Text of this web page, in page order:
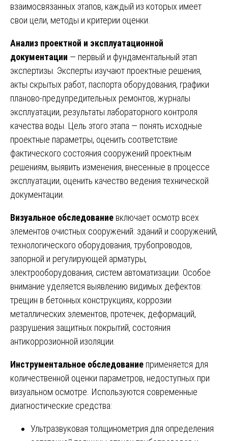
взаимосвязанных этапов, каждый из которых имеет
свои цели, методы и критерии оценки.
Анализ проектной и эксплуатационной
документации — первый и фундаментальный этап
экспертизы. Эксперты изучают проектные решения,
акты скрытых работ, паспорта оборудования, графики
планово-предупредительных ремонтов, журналы
эксплуатации, результаты лабораторного контроля
качества воды. Цель этого этапа — понять исходные
проектные параметры, оценить соответствие
фактического состояния сооружений проектным
решениям, выявить изменения, внесенные в процессе
эксплуатации, оценить качество ведения технической
документации.
Визуальное обследование включает осмотр всех
элементов очистных сооружений: зданий и сооружений,
технологического оборудования, трубопроводов,
запорной и регулирующей арматуры,
электрооборудования, систем автоматизации. Особое
внимание уделяется выявлению видимых дефектов:
трещин в бетонных конструкциях, коррозии
металлических элементов, протечек, деформаций,
разрушения защитных покрытий, состояния
антикоррозионной изоляции.
Инструментальное обследование применяется для
количественной оценки параметров, недоступных при
визуальном осмотре. Используются современные
диагностические средства:
Ультразвуковая толщинометрия для определения